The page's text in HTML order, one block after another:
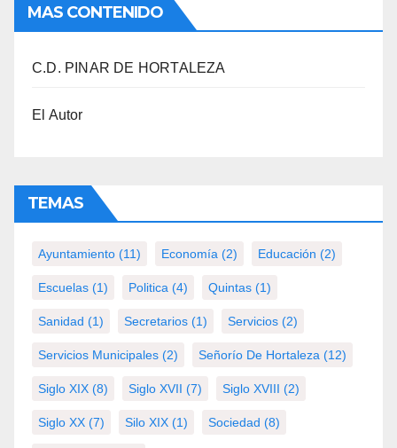
MAS CONTENIDO
C.D. PINAR DE HORTALEZA
El Autor
TEMAS
Ayuntamiento (11) Economía (2) Educación (2)
Escuelas (1) Politica (4) Quintas (1)
Sanidad (1) Secretarios (1) Servicios (2)
Servicios Municipales (2) Señorío De Hortaleza (12)
Siglo XIX (8) Siglo XVII (7) Siglo XVIII (2)
Siglo XX (7) Silo XIX (1) Sociedad (8)